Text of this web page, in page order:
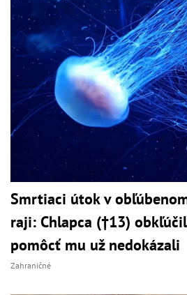
Smrtiaci útok v
raji: Chlapca (†13)
pomôcť mu už nedokázali
Zahraničné